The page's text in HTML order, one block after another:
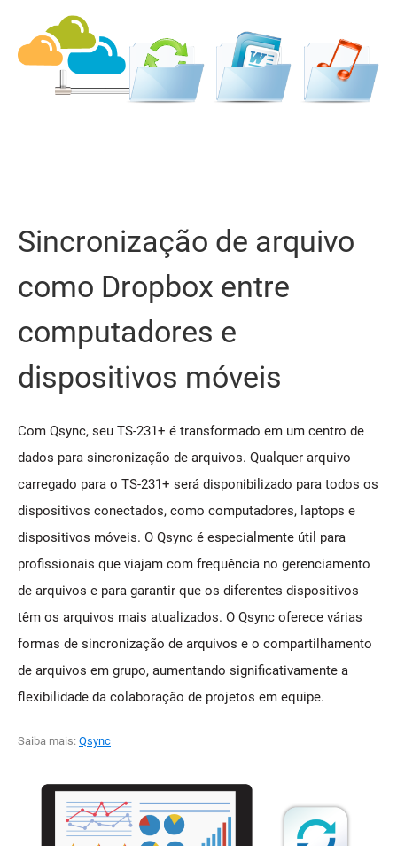
Sincronização de arquivo
como Dropbox entre
computadores e
dispositivos móveis
Com Qsync, seu TS-231+ é transformado em um centro de
dados para sincronização de arquivos. Qualquer arquivo
carregado para o TS-231+ será disponibilizado para todos os
dispositivos conectados, como computadores, laptops e
dispositivos móveis. O Qsync é especialmente útil para
profissionais que viajam com frequência no gerenciamento
de arquivos e para garantir que os diferentes dispositivos
têm os arquivos mais atualizados. O Qsync oferece várias
formas de sincronização de arquivos e o compartilhamento
de arquivos em grupo, aumentando significativamente a
flexibilidade da colaboração de projetos em equipe.
Saiba mais: Qsync